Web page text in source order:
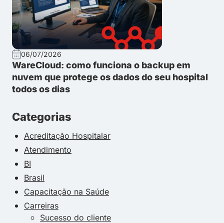
06/07/2026
WareCloud: como funciona o backup em
nuvem que protege os dados do seu hospital
todos os dias
Categorias
Acreditação Hospitalar
Atendimento
BI
Brasil
Capacitação na Saúde
Carreiras
Sucesso do cliente